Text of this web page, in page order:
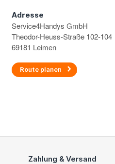
Adresse
Service4Handys GmbH
Theodor-Heuss-Straße 102-104
69181 Leimen
Route planen
Zahlung & Versand